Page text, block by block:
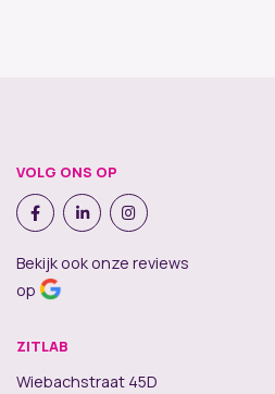
VOLG ONS OP
Bekijk ook onze reviews
op
ZITLAB
Wiebachstraat 45D